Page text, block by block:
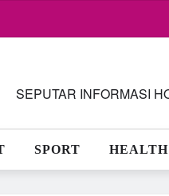
SEPUTAR INFORMASI
SPORT HEALTH